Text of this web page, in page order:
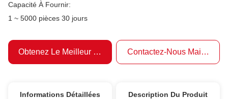
Capacité À Fournir:
1 ~ 5000 pièces 30 jours
Obtenez Le Meilleur Prix Contactez-Nous Maintenant
Informations Détaillées Description Du Produit